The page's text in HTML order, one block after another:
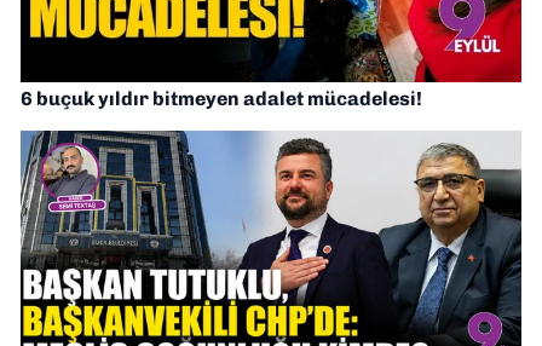
6 buçuk yıldır bitmeyen adalet mücadelesi!